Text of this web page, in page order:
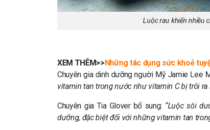
Luộc rau khiến nhiều
XEM THÊM>>Những tác dụng sức khoẻ
Chuyên gia dinh dưỡng người Mỹ Jamie Lee
vitamin tan trong nước như vitamin C bị trôi ra
Chuyên gia Tia Glover bổ sung: “Luộc sôi
dưỡng, đặc biệt đối với những vitamin tan